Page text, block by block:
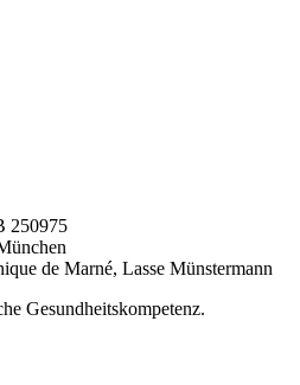
250975
de Marné, Lasse Münstermann
Gesundheitskompetenz.